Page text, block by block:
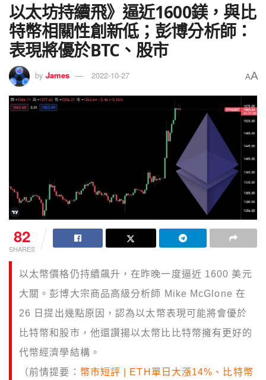
以太坊持續飛》逼近1600鎂，與比
特幣相關性創新低；彭博分析師：
表現將優於BTC、股市
by James 2022-10-27 AA
82
SHARES
以太幣價格仍持續飆升，在昨晚一度逼近 1600 美元
大關。彭博大宗商品高級分析師 Mike McGlone 在
26 日提出幾點原因，認為以太幣表現可能將會優於
比特幣和股市，他還讚揚以太幣比比特幣擁有更好的
代幣經濟學結構。
（前情提要： 幣市短評 | ETH單日大漲14%、比特幣